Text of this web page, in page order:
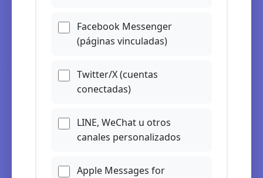
Facebook Messenger
(páginas vinculadas)
Twitter/X (cuentas
conectadas)
LINE, WeChat u otros
canales personalizados
Apple Messages for